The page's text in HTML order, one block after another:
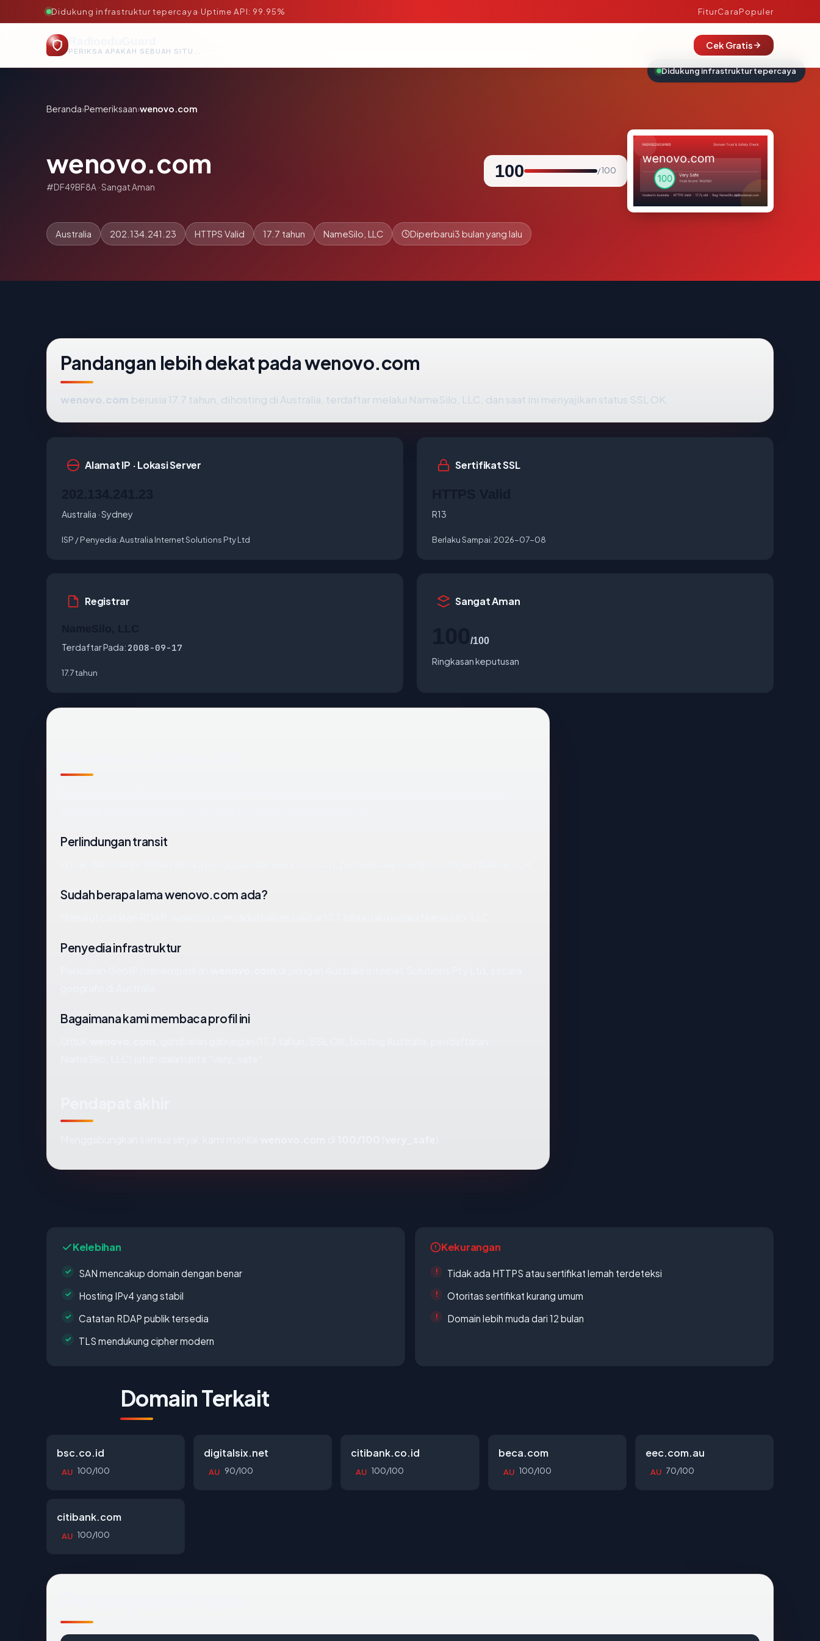
Didukung infrastruktur tepercaya·Uptime API: 99.95% FiturCaraPopuler
PERIKSA APAKAH SEBUAH SITUS AMAN, TEPERCAYA, DAN TERVERIFIKASI DALAM HITUNGAN DETIK.
Cek Gratis
Beranda›Pemeriksaan›wenovo.com
wenovo.com
#DF49BF8A · Sangat Aman
100 / 100
Australia 202.134.241.23 HTTPS Valid 17.7 tahun NameSilo, LLC Diperbarui3 bulan yang lalu
Pandangan lebih dekat pada wenovo.com
wenovo.com berusia 17.7 tahun, dihosting di Australia, terdaftar melalui NameSilo, LLC, dan saat ini menyajikan status SSL OK.
Alamat IP · Lokasi Server
Australia · Sydney
ISP / Penyedia:Australia Internet Solutions Pty Ltd
Sertifikat SSL
R13
Berlaku Sampai: 2026-07-08
Registrar
Terdaftar Pada: 2008-09-17
17.7 tahun
Sangat Aman
/100
Ringkasan keputusan
Perlindungan transit
Sudah berapa lama wenovo.com ada?
Penyedia infrastruktur
Bagaimana kami membaca profil ini
Kelebihan
SAN mencakup domain dengan benar
Hosting IPv4 yang stabil
Catatan RDAP publik tersedia
TLS mendukung cipher modern
Kekurangan
Tidak ada HTTPS atau sertifikat lemah terdeteksi
Otoritas sertifikat kurang umum
Domain lebih muda dari 12 bulan
Domain Terkait
bsc.co.id
AU 100/100
digitalsix.net
AU 90/100
citibank.co.id
AU 100/100
beca.com
AU 100/100
eec.com.au
AU 70/100
citibank.com
AU 100/100
Didukung infrastruktur tepercaya